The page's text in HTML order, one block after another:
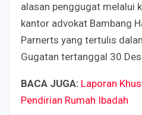
alasan penggugat melalui
kantor advokat Bambang
Parnerts yang tertulis
Gugatan tertanggal 30
BACA JUGA: Laporan
Pendirian Rumah Ibadah